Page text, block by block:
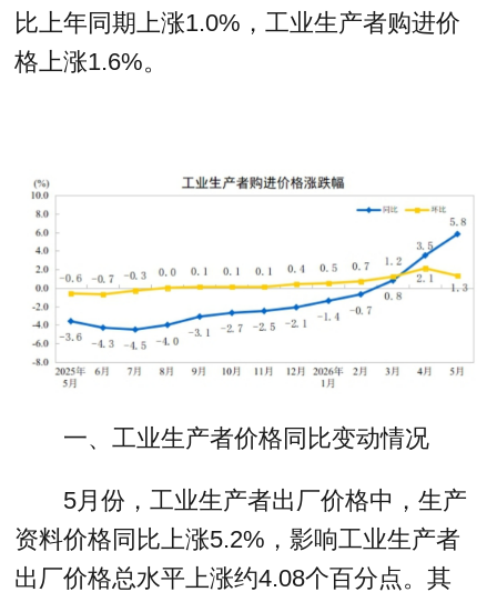
比上年同期上涨1.0%，工业生产者购进价
格上涨1.6%。
一、工业生产者价格同比变动情况
5月份，工业生产者出厂价格中，生产
资料价格同比上涨5.2%，影响工业生产者
出厂价格总水平上涨约4.08个百分点。其